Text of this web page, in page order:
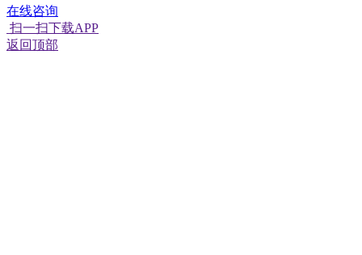
在线咨询
扫一扫下载APP
返回顶部